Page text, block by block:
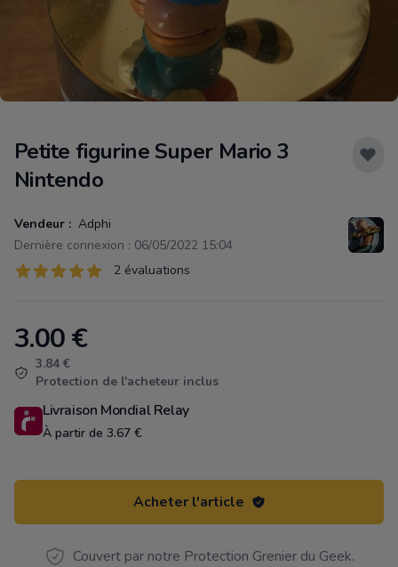
Petite figurine Super Mario 3
Nintendo
Vendeur : Adphi
Dernière connexion : 06/05/2022 15:04
Évaluations
2 sur 5 étoiles 2 évaluations
Product information
3.00€
3.84 €
Protection de l'acheteur inclus
Livraison Mondial Relay
À partir de 3.67 €
Acheter l'article
Couvert par notre Protection Grenier du Geek.